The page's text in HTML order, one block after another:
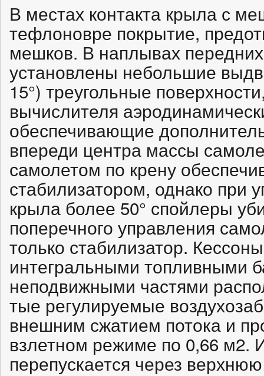
В местах контакта крыла с
тефлоновре покрытие,
мешков. В наплывах
установлены небольшие
15°) треугольные
вычислителя
обеспечивающие
впереди центра массы
самолетом по крену
стабилизатором, однако при
крыла более 50° спойлеры
поперечного управления
только стабилизатор.
интегральными топливными
неподвижными частями
тые регулируемые
внешним сжатием потока и
взлетном режиме по 0,66 м2.
перепускается через